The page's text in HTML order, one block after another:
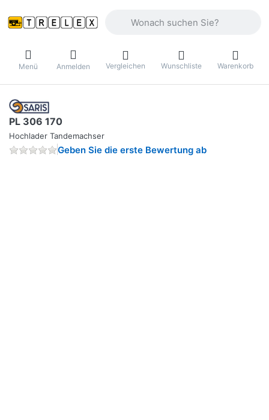
Menü Anmelden Vergleichen Wunschliste Warenkorb
PL 306 170
Hochlader Tandemachser
Geben Sie die erste Bewertung ab